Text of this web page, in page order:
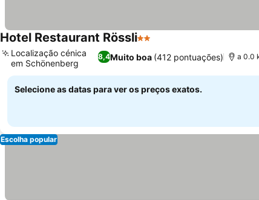
Hotel Restaurant Rössli2 Estrelas
8,4Muito boa (412 pontuações)
Localização cénica
em Schönenberg
a 0.0
Selecione as datas para ver os preços exatos.
Escolha popular